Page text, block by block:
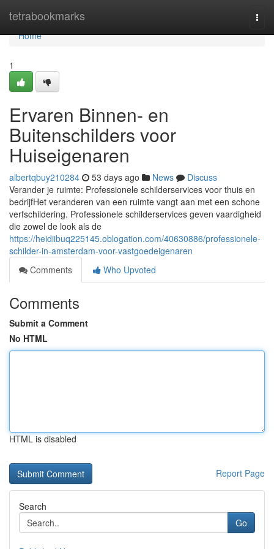
tetrabookmarks
Home
Home
1
Ervaren Binnen- en
Buitenschilders voor
Huiseigenaren
albertqbuy210284 53 days ago News
Discuss
Verander je ruimte: Professionele schilderservices voor thuis en
bedrijfHet veranderen van een ruimte vangt aan met een schone
verfschildering. Professionele schilderservices geven vaardigheid
die zowel de look als de
https://heidiibuq225145.oblogation.com/40630886/professionele-
schilder-in-amsterdam-voor-vastgoedeigenaren
Comments
Who Upvoted
Comments
Submit a Comment
No HTML
HTML is disabled
Report Page
Search
Go